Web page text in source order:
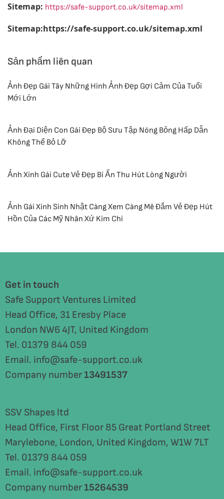
Sitemap: https://safe-support.co.uk/sitemap.xml
Sitemap:https://safe-support.co.uk/sitemap.xml
Sản phẩm liên quan
Ảnh Đẹp Gái Tây Những Hình Ảnh Đẹp Gợi Cảm Của Tuổi
Mới Lớn
Ảnh Đại Diện Con Gái Đẹp Bộ Sưu Tập Nóng Bỏng Hấp Dẫn
Không Thể Bỏ Lỡ
Ảnh Xinh Gái Cute Vẻ Đẹp Bí Ẩn Thu Hút Lòng Người
Ảnh Gái Xinh Sinh Nhật Càng Xem Càng Mê Đắm Vẻ Đẹp Hút
Hồn Của Các Mỹ Nhân Xứ Kim Chi
Get in touch
Safe Support Ventures Limited
Head Office, 31 Eresby Place
London NW6 4JT, United Kingdom
Tel. 01379 844 059
Email. info@safe-support.co.uk
Company number13491537
SSV Shapes ltd
Head Office, First Floor 85 Great Portland Street
Marylebone, London, United Kingdom, W1W 7LT
Tel. 01379 844 059
Email. info@safe-support.co.uk
Company number15264539